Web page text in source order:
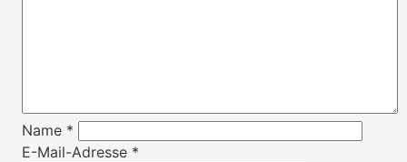
Name *
E-Mail-Adresse *